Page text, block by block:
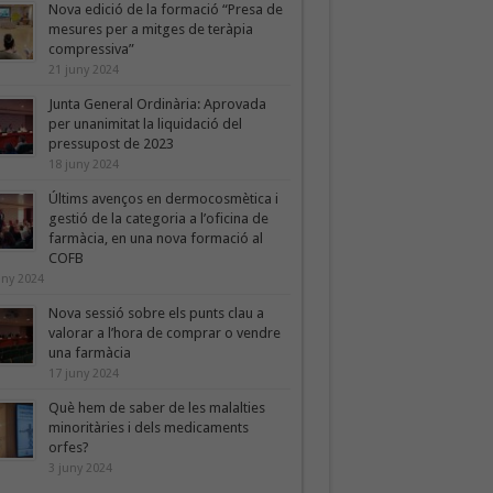
Nova edició de la formació “Presa de
mesures per a mitges de teràpia
compressiva”
21 juny 2024
Junta General Ordinària: Aprovada
per unanimitat la liquidació del
pressupost de 2023
18 juny 2024
Últims avenços en dermocosmètica i
gestió de la categoria a l’oficina de
farmàcia, en una nova formació al
COFB
2024
Nova sessió sobre els punts clau a
valorar a l’hora de comprar o vendre
una farmàcia
17 juny 2024
Què hem de saber de les malalties
minoritàries i dels medicaments
orfes?
3 juny 2024